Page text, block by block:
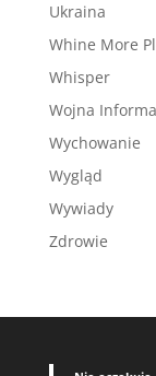
Ukraina
Whine More
Whisper
Wojna
Wychowanie
Wygląd
Wywiady
Zdrowie